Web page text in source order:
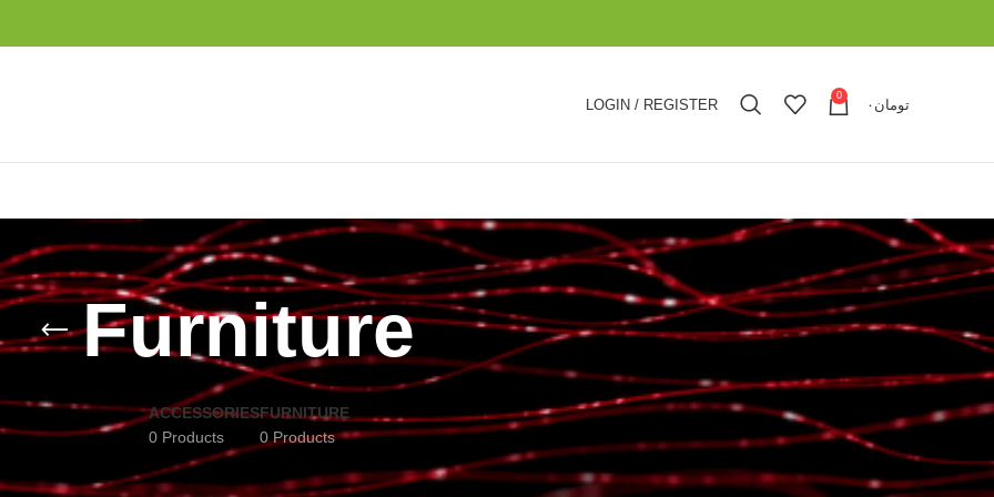
LOGIN / REGISTER
0
تومان ۰
Furniture
ACCESSORIES
0 Products
FURNITURE
0 Products